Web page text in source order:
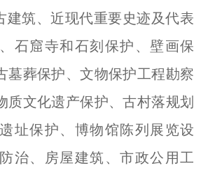
筑、近现代重要史迹及代表
石窟寺和石刻保护、壁画保
墓葬保护、文物保护工程勘察
质文化遗产保护、古村落规划
址保护、博物馆陈列展览设
治、房屋建筑、市政公用工